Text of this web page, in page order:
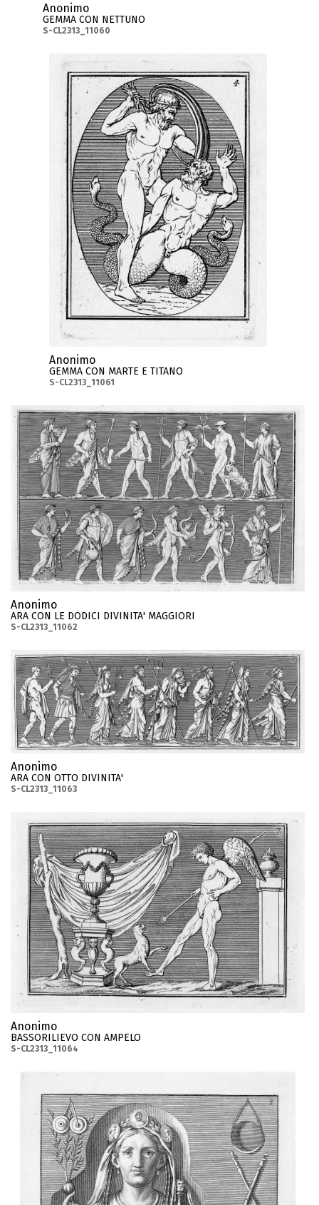
Anonimo
GEMMA CON NETTUNO
S-CL2313_11060
Anonimo
GEMMA CON MARTE E TITANO
S-CL2313_11061
Anonimo
ARA CON LE DODICI DIVINITA' MAGGIORI
S-CL2313_11062
Anonimo
ARA CON OTTO DIVINITA'
S-CL2313_11063
Anonimo
BASSORILIEVO CON AMPELO
S-CL2313_11064